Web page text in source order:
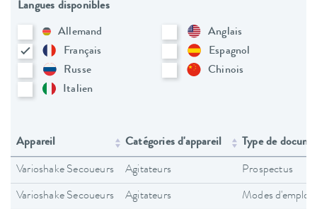
Langues disponibles
Allemand
Anglais
Français
Espagnol
Russe
Chinois
Italien
Appareil Catégories d'appareil Type de
Varioshake Secoueurs Agitateurs Prospectus
Varioshake Secoueurs Agitateurs Modes d'emploi